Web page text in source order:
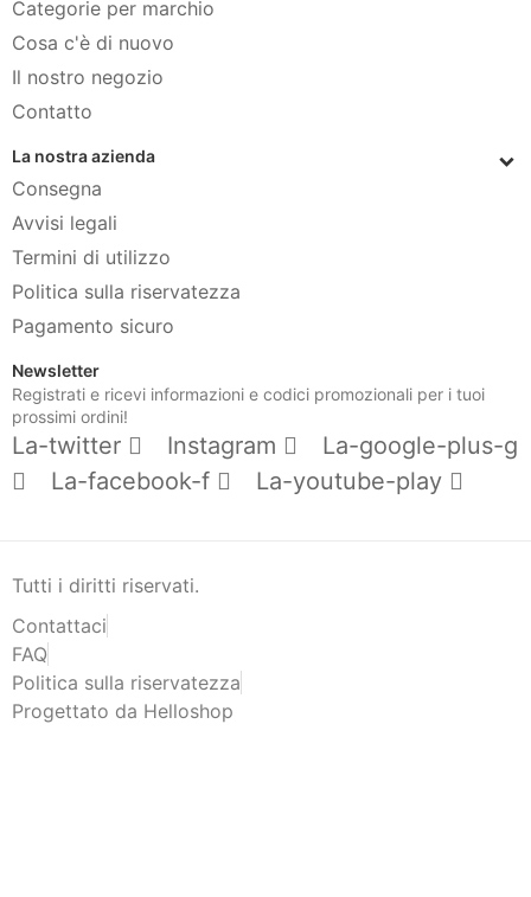
Categorie per marchio
Cosa c'è di nuovo
Il nostro negozio
Contatto
La nostra azienda
Consegna
Avvisi legali
Termini di utilizzo
Politica sulla riservatezza
Pagamento sicuro
Newsletter
Registrati e ricevi informazioni e codici promozionali per i tuoi
prossimi ordini!
La-twitter Instagram
La-google-plus-g
La-facebook-f
La-youtube-play
Tutti i diritti riservati.
Contattaci
FAQ
Politica sulla riservatezza
Progettato da Helloshop